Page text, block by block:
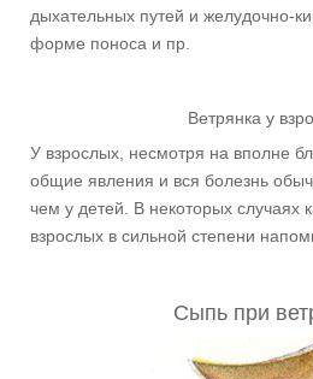
дыхательных путей и желудочно-
форме поноса и пр.
Ветрянка у
У взрослых, несмотря на вполне
общие явления и вся болезнь
чем у детей. В некоторых случаях
взрослых в сильной степени
Сыпь при